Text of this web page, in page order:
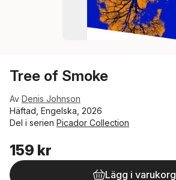
Tree of Smoke
Av Denis Johnson
Häftad, Engelska, 2026
Del i serien Picador Collection
159 kr
Lägg i varukorg